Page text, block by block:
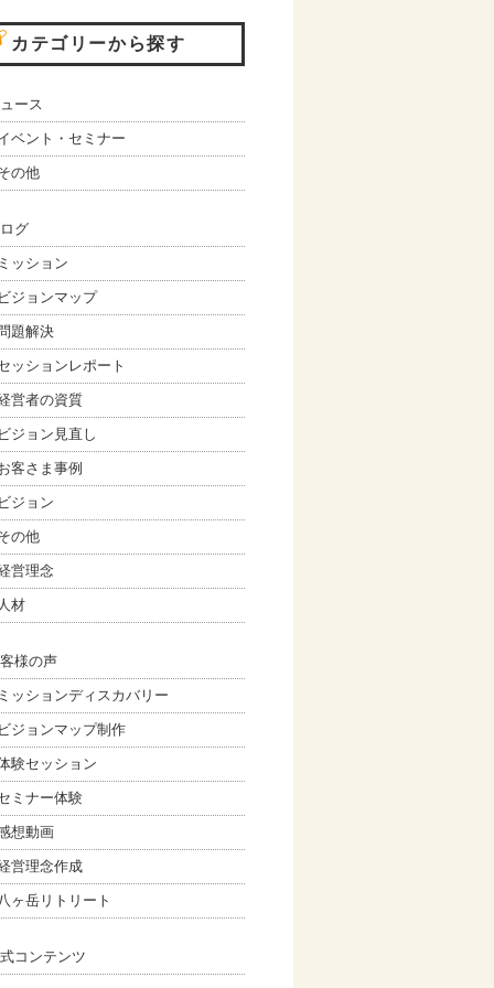
カテゴリーから探す
ース
ベント・セミナー
の他
グ
ッション
ジョンマップ
題解決
ッションレポート
営者の資質
ジョン見直し
客さま事例
ジョン
の他
営理念
材
様の声
ッションディスカバリー
ジョンマップ制作
験セッション
ミナー体験
想動画
営理念作成
ヶ岳リトリート
コンテンツ